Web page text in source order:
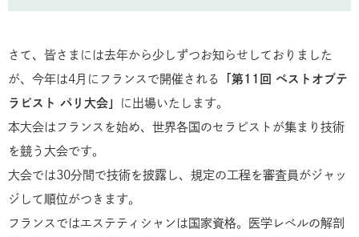
さて、皆さまには去年から少しずつお知らせしておりました
が、今年は4月にフランスで開催される
「第11回 ベストオブテ
ラピスト パリ大会」
に出場いたします。
本大会はフランスを始め、世界各国のセラピストが集まり技術
を競う大会です。
大会では30分間で技術を披露し、規定の工程を審査員がジャッ
ジして順位がつきます。
フランスではエステティシャンは国家資格。医学レベルの解剖